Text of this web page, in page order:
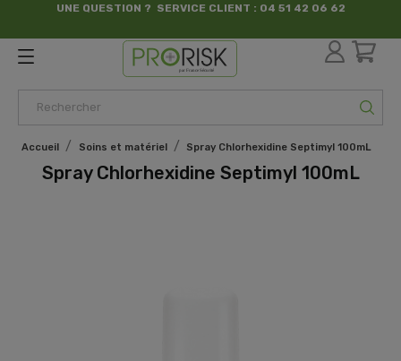
UNE QUESTION ? SERVICE CLIENT : 04 51 42 06 62
par France Sécurité
Accueil Soins et matériel Spray Chlorhexidine Septimyl 100mL
Spray Chlorhexidine Septimyl 100mL